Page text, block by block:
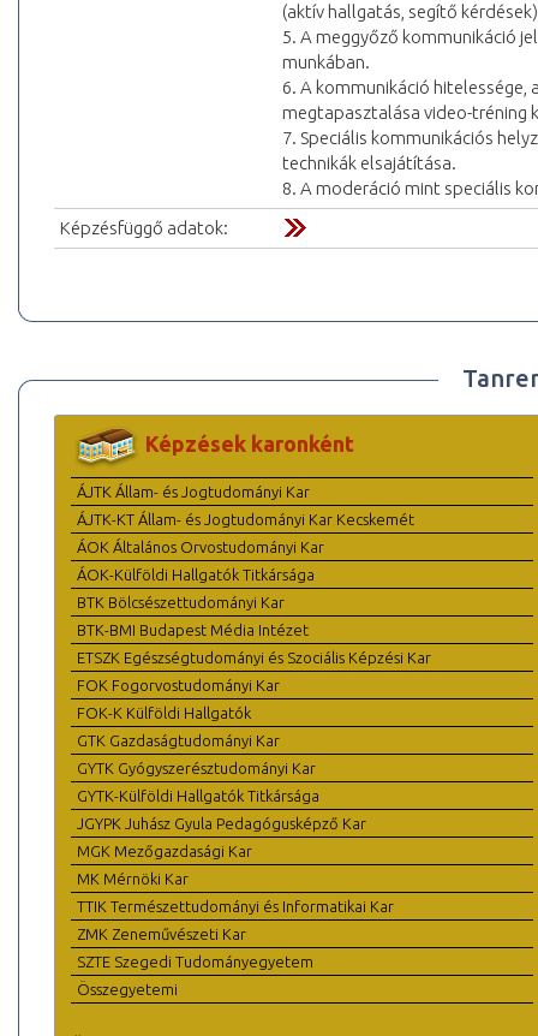
(aktív hallgatás, segítő
5. A meggyőző kommunikáció
munkában.
6. A kommunikáció
megtapasztalása video-tréning
7. Speciális kommunikációs
technikák elsajátítása.
8. A moderáció mint speciális
Képzésfüggő adatok:
Képzések karonként
ÁJTK Állam- és Jogtudományi Kar
ÁJTK-KT Állam- és Jogtudományi Kar Kecskemét
ÁOK Általános Orvostudományi Kar
ÁOK-Külföldi Hallgatók Titkársága
BTK Bölcsészettudományi Kar
BTK-BMI Budapest Média Intézet
ETSZK Egészségtudományi és Szociális Képzési Kar
FOK Fogorvostudományi Kar
FOK-K Külföldi Hallgatók
GTK Gazdaságtudományi Kar
GYTK Gyógyszerésztudományi Kar
GYTK-Külföldi Hallgatók Titkársága
JGYPK Juhász Gyula Pedagógusképző Kar
MGK Mezőgazdasági Kar
MK Mérnöki Kar
TTIK Természettudományi és Informatikai Kar
ZMK Zeneművészeti Kar
SZTE Szegedi Tudományegyetem
Összegyetemi